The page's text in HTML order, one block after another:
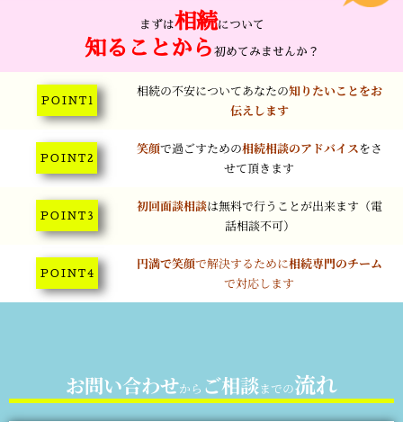
まずは相続について
知ることから初めてみませんか？
P O I N T 1
相続の不安についてあなたの知りたいことをお
伝えします
P O I N T 2
笑顔で過ごすための相続相談のアドバイスをさ
せて頂きます
P O I N T 3
初回面談相談は無料で行うことが出来ます（電
話相談不可）
P O I N T 4
円満で笑顔で解決するために相続専門のチーム
で対応します
お問い合わせから ご相談までの流れ